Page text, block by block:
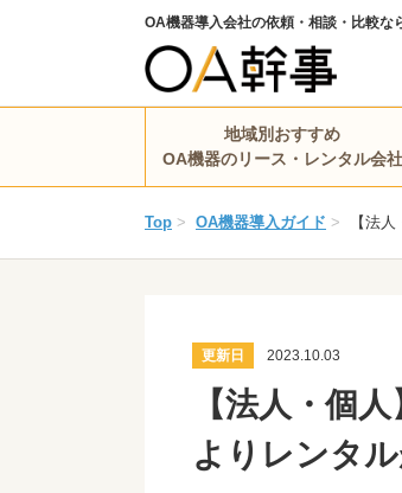
OA機器導入会社の依頼・相談・比較な
地域別おすすめ
OA機器のリース・レンタル会社
Top > OA機器導入ガイド > 【法
更新日 2023.10.03
【法人・個
よりレンタ